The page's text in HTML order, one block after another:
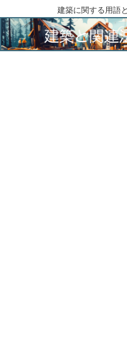
建築に関する用語